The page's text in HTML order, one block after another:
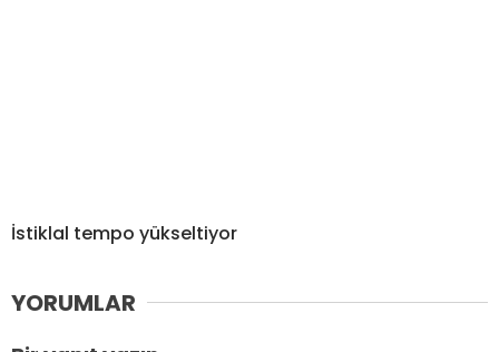
İstiklal tempo yükseltiyor
YORUMLAR